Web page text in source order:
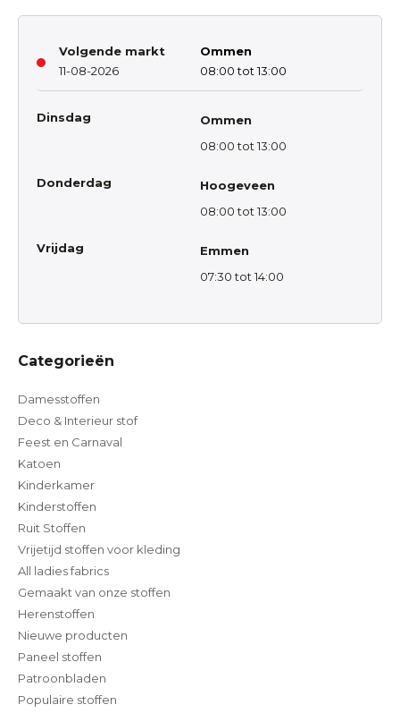
Volgende markt
11-08-2026
Ommen
08:00 tot 13:00
Dinsdag
Ommen
08:00 tot 13:00
Donderdag
Hoogeveen
08:00 tot 13:00
Vrijdag
Emmen
07:30 tot 14:00
Categorieën
Damesstoffen
Deco & Interieur stof
Feest en Carnaval
Katoen
Kinderkamer
Kinderstoffen
Ruit Stoffen
Vrijetijd stoffen voor kleding
All ladies fabrics
Gemaakt van onze stoffen
Herenstoffen
Nieuwe producten
Paneel stoffen
Patroonbladen
Populaire stoffen